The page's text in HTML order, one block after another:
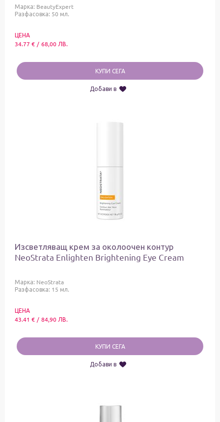
Марка: BeautyExpert
Разфасовка: 50 мл.
ЦЕНА
34.77 € / 68,00 ЛВ.
КУПИ СЕГА
Добави в
Изсветляващ крем за околоочен контур
NeoStrata Enlighten Brightening Eye Cream
Марка: NeoStrata
Разфасовка: 15 мл.
ЦЕНА
43.41 € / 84,90 ЛВ.
КУПИ СЕГА
Добави в